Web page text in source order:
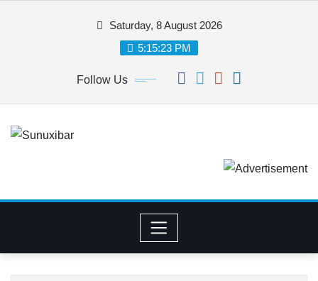
Saturday, 8 August 2026
5:15:24 PM
Follow Us